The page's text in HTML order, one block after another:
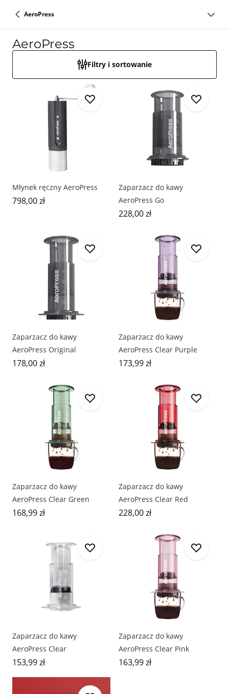
AeroPress
AeroPress
Filtry i sortowanie
Młynek ręczny AeroPress
798,00 zł
Zaparzacz do kawy
AeroPress Go
228,00 zł
Zaparzacz do kawy
AeroPress Original
178,00 zł
Zaparzacz do kawy
AeroPress Clear Purple
173,99 zł
Zaparzacz do kawy
AeroPress Clear Green
168,99 zł
Zaparzacz do kawy
AeroPress Clear Red
228,00 zł
Zaparzacz do kawy
AeroPress Clear
153,99 zł
Zaparzacz do kawy
AeroPress Clear Pink
163,99 zł